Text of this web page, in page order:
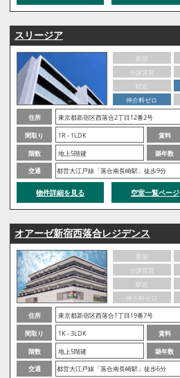
スリージア
新築
分譲賃貸
駅近
仲介料ゼロ
住所
東京都新宿区西落合2丁目12番2号
間取り
1R - 1LDK 賃料
階数
地上5階建 築年数
交通
都営大江戸線「落合南長崎駅」徒歩9分
物件詳細を見る 空室一覧ページ
オアーゼ新宿西落合レジデンス
新築
分譲賃貸
駅近
仲介料ゼロ
住所
東京都新宿区西落合1丁目19番7号
間取り
1K - 3LDK 賃料
階数
地上5階建 築年数
交通
都営大江戸線「落合南長崎駅」徒歩6分